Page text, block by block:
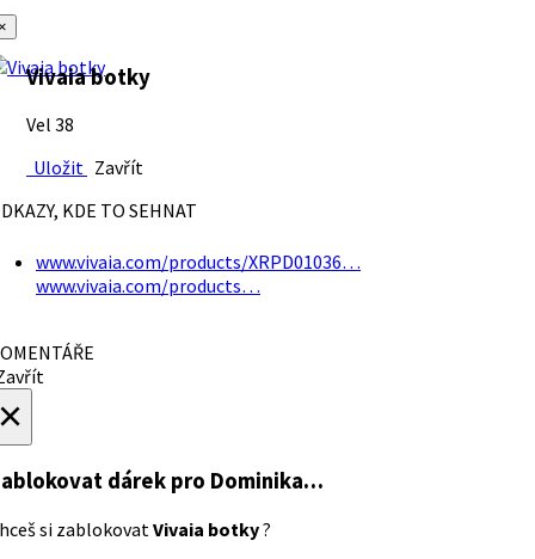
Vivaia botky
Vel 38
Uložit Zavřít
KDE TO SEHNAT
www.vivaia.com/products/XRPD01036…
www.vivaia.com/products…
dárek pro Dominika…
si zablokovatVivaia botky?